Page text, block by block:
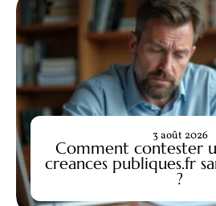
Comment contester
creances publiques.fr
?
3 août 2026